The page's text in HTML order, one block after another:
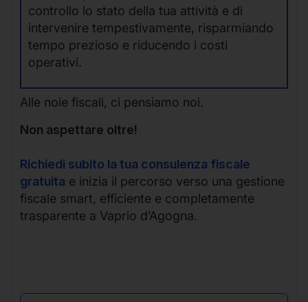
controllo lo stato della tua attività e di
intervenire tempestivamente, risparmiando
tempo prezioso e riducendo i costi
operativi.
Alle noie fiscali, ci pensiamo noi.
Non aspettare oltre!
Richiedi subito la tua consulenza fiscale
gratuita e inizia il percorso verso una gestione
fiscale smart, efficiente e completamente
trasparente a Vaprio d’Agogna.